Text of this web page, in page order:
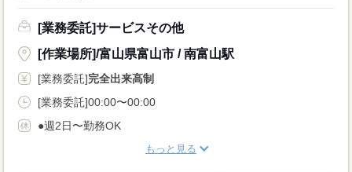
[業務委託]サービスその他
[作業場所]/富山県富山市 / 南富山駅
[業務委託]完全出来高制
[業務委託]00:00〜00:00
●週2日〜勤務OK
もっと見る